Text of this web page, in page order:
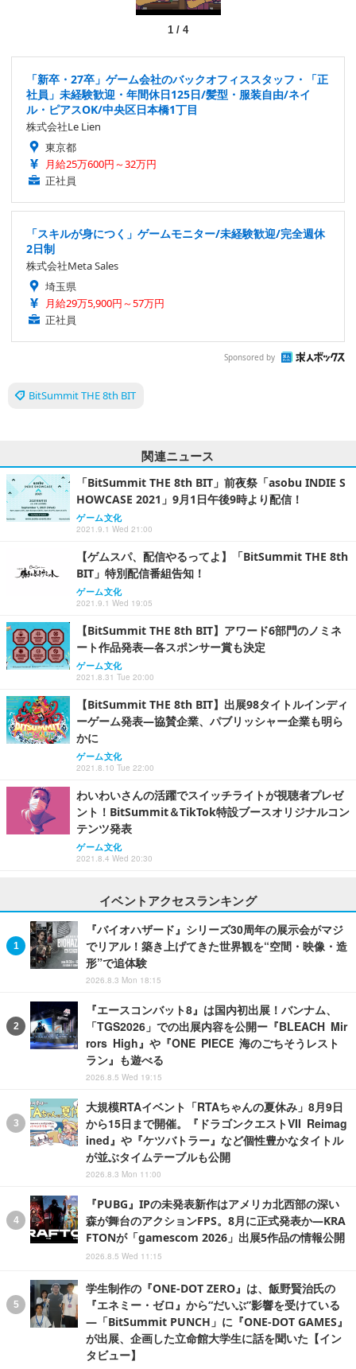
1/ 4
「新卒・27卒」ゲーム会社のバックオフィススタッフ・「正
社員」未経験歓迎・年間休日125日/髪型・服装自由/ネイ
ル・ピアスOK/中央区日本橋1丁目
株式会社Le Lien
東京都
月給25万600円～32万円
正社員
「スキルが身につく」ゲームモニター/未経験歓迎/完全週休
2日制
株式会社Meta Sales
埼玉県
月給29万5,900円～57万円
正社員
Sponsored by
BitSummit THE 8th BIT
関連ニュース
「BitSummit THE 8th BIT」前夜祭「asobu INDIE S
HOWCASE 2021」9月1日午後9時より配信！
ゲーム文化
2021.9.1 Wed 21:00
【ゲムスパ、配信やるってよ】「BitSummit THE 8th
BIT」特別配信番組告知！
ゲーム文化
2021.9.1 Wed 19:05
【BitSummit THE 8th BIT】アワード6部門のノミネ
ート作品発表―各スポンサー賞も決定
ゲーム文化
2021.8.31 Tue 20:00
【BitSummit THE 8th BIT】出展98タイトルインディ
ーゲーム発表―協賛企業、パブリッシャー企業も明ら
かに
ゲーム文化
2021.8.10 Tue 22:00
わいわいさんの活躍でスイッチライトが視聴者プレゼ
ント！BitSummit＆TikTok特設ブースオリジナルコン
テンツ発表
ゲーム文化
2021.8.4 Wed 20:30
イベントアクセスランキング
『バイオハザード』シリーズ30周年の展示会がマジ
でリアル！築き上げてきた世界観を“空間・映像・造
形”で追体験
2026.8.3 Mon 18:15
『エースコンバット8』は国内初出展！バンナム、
「TGS2026」での出展内容を公開ー『BLEACH Mir
rors High』や『ONE PIECE 海のごちそうレスト
ラン』も遊べる
2026.8.5 Wed 19:15
大規模RTAイベント「RTAちゃんの夏休み」8月9日
から15日まで開催。『ドラゴンクエストVII Reimag
ined』や『ケツバトラー』など個性豊かなタイトル
が並ぶタイムテーブルも公開
2026.8.3 Mon 11:00
『PUBG』IPの未発表新作はアメリカ北西部の深い
森が舞台のアクションFPS。8月に正式発表か―KRA
FTONが「gamescom 2026」出展5作品の情報公開
2026.8.5 Wed 11:15
学生制作の『ONE-DOT ZERO』は、飯野賢治氏の
『エネミー・ゼロ』から“だいぶ”影響を受けている
―「BitSummit PUNCH」に『ONE-DOT GAMES』
が出展、企画した立命館大学生に話を聞いた【イン
タビュー】